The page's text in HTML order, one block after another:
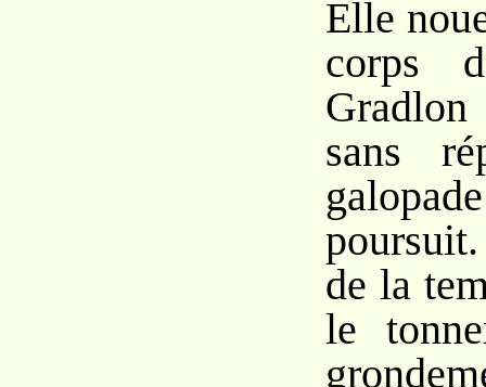
Elle
corps
sans
de la
le